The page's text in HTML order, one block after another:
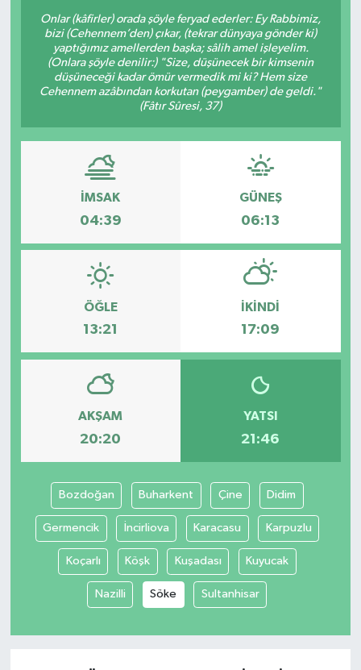
Onlar (kâfirler) orada şöyle feryad ederler: Ey Rabbimiz,
bizi (Cehennem’den) çıkar, (tekrar dünyaya gönder ki)
yaptığımız amellerden başka; sâlih amel işleyelim.
(Onlara şöyle denilir:) "Size, düşünecek bir kimsenin
düşüneceği kadar ömür vermedik mi ki? Hem size
Cehennem azâbından korkutan (peygamber) de geldi."
(Fâtır Sûresi, 37)
İMSAK
04:39
GÜNEŞ
06:13
ÖĞLE
13:21
İKINDI
17:09
AKŞAM
20:20
YATSI
21:46
Bozdoğan Buharkent Çine Didim
Germencik İncirliova Karacasu Karpuzlu
Koçarlı Köşk Kuşadası Kuyucak
Nazilli Söke Sultanhisar